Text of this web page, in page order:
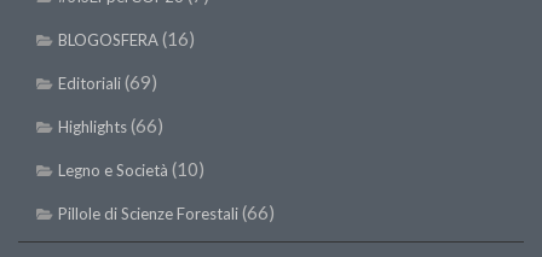
BLOGOSFERA(16)
Editoriali(69)
Highlights(66)
Legno e Società (10)
Pillole di Scienze Forestali(66)